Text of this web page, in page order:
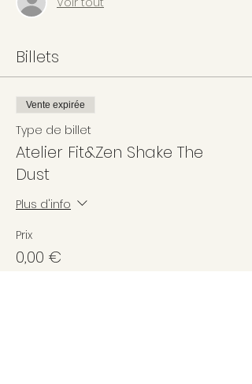
Billets
Vente expirée
Type de billet
Atelier Fit&Zen Shake The
Dust
Plus d'info
Prix
0,00 €